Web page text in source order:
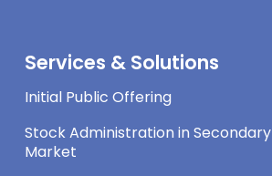
Services & Solutions
Initial Public Offering
Stock Administration in Secondary
Market